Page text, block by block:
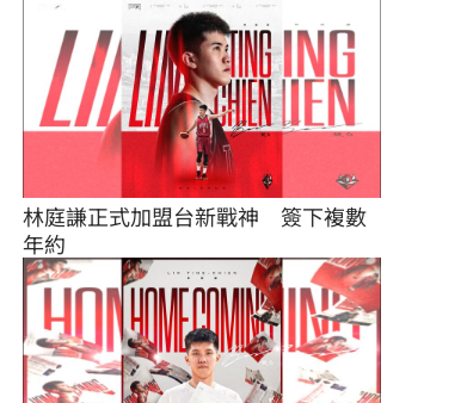
林庭謙正式加盟台新戰神　簽下複數
年約